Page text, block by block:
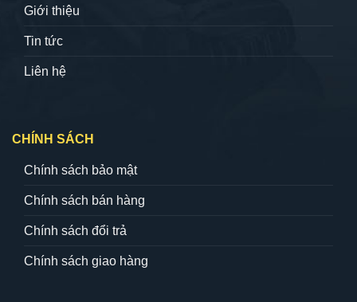
Giới thiệu
Tin tức
Liên hệ
CHÍNH SÁCH
Chính sách bảo mật
Chính sách bán hàng
Chính sách đổi trả
Chính sách giao hàng